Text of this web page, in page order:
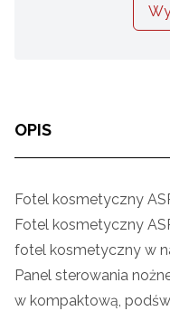
OPIS
Fotel kosmetyczny
Fotel kosmetyczny
fotel kosmetyczny w
Panel sterowania
w kompaktową,